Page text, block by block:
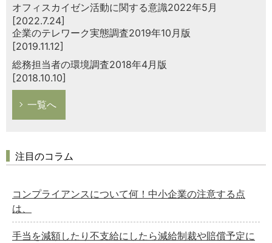
オフィスカイゼン活動に関する意識2022年5月
[2022.7.24]
企業のテレワーク実態調査2019年10月版
[2019.11.12]
総務担当者の環境調査2018年4月版
[2018.10.10]
一覧へ
注目のコラム
コンプライアンスについて何！中小企業の注意する点
は、
手当を減額したり不支給にしたら減給制裁や賠償予定に